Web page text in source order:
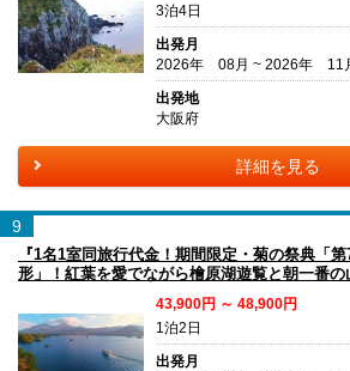
3泊4日
出発月
2026年 08月 ~ 2026年 11
出発地
大阪府
詳細を見る
9
『1名1室同旅行代金！期間限定・菊の祭典「
形」！紅葉を愛でながら檜原湖遊覧と朝一番の
43,900円 ～ 48,900円
1泊2日
出発月